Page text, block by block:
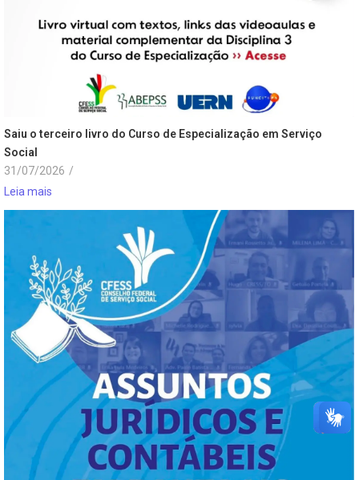
Saiu o terceiro livro do Curso de Especialização em Serviço
Social
31/07/2026 /
Leia mais